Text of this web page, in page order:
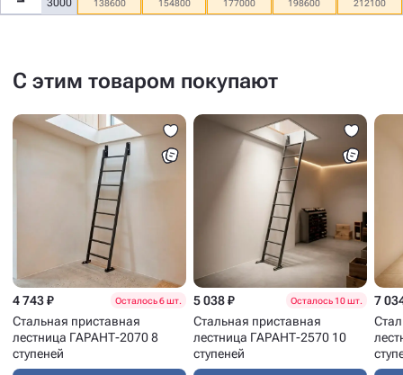
3000
138600 154800 177000 198600 212100
С этим товаром покупают
4 743 ₽ Осталось 6 шт.
Стальная приставная
лестница ГАРАНТ-2070 8
ступеней
5 038 ₽ Осталось 10 шт.
Стальная приставная
лестница ГАРАНТ-2570 10
ступеней
7